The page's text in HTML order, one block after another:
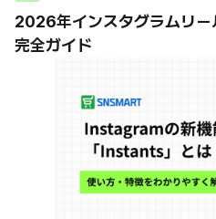
2026年インスタグラムリー
完全ガイド